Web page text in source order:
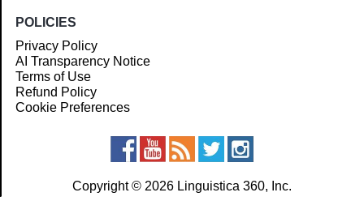
POLICIES
Privacy Policy
AI Transparency Notice
Terms of Use
Refund Policy
Cookie Preferences
Copyright © 2026 Linguistica 360, Inc.